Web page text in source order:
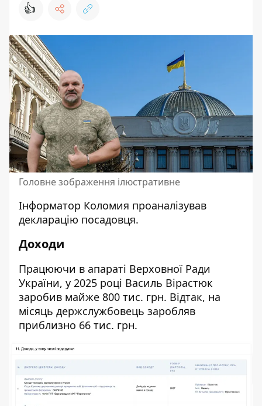
👍
Головне зображення ілюстративне
Інформатор Коломия проаналізував
декларацію посадовця.
Доходи
Працюючи в апараті Верховної Ради
України, у 2025 році Василь Вірастюк
заробив майже 800 тис. грн. Відтак, на
місяць держслужбовець заробляв
приблизно 66 тис. грн.